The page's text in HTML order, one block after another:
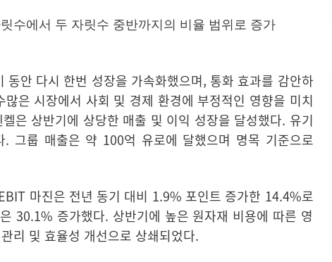
수에서 두 자릿수 중반까지의 비율 범위로 증가
동안 다시 한번 성장을 가속화했으며, 통화 효과를 감안하
많은 시장에서 사회 및 경제 환경에 부정적인 영향을 미치
은 상반기에 상당한 매출 및 이익 성장을 달성했다. 유기
. 그룹 매출은 약 100억 유로에 달했으며 명목 기준으로
마진은 전년 동기 대비 1.9% 포인트 증가한 14.4%로
30.1% 증가했다. 상반기에 높은 원자재 비용에 따른 영
리 및 효율성 개선으로 상쇄되었다.